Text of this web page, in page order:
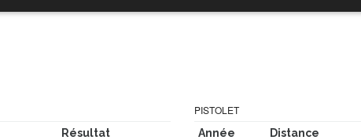
Résultat
PISTOLET
Année Distance